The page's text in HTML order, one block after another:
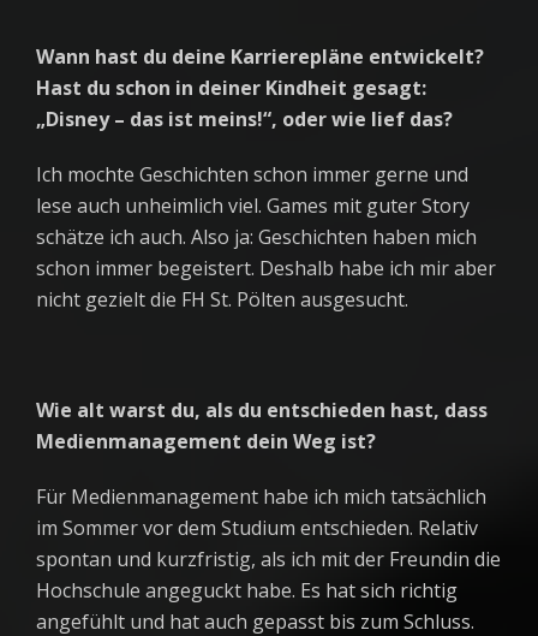
Wann hast du deine Karrierepläne entwickelt?
Hast du schon in deiner Kindheit gesagt:
„Disney – das ist meins!“, oder wie lief das?
Ich mochte Geschichten schon immer gerne und
lese auch unheimlich viel. Games mit guter Story
schätze ich auch. Also ja: Geschichten haben mich
schon immer begeistert. Deshalb habe ich mir aber
nicht gezielt die FH St. Pölten ausgesucht.
Wie alt warst du, als du entschieden hast, dass
Medienmanagement dein Weg ist?
Für Medienmanagement habe ich mich tatsächlich
im Sommer vor dem Studium entschieden. Relativ
spontan und kurzfristig, als ich mit der Freundin die
Hochschule angeguckt habe. Es hat sich richtig
angefühlt und hat auch gepasst bis zum Schluss.